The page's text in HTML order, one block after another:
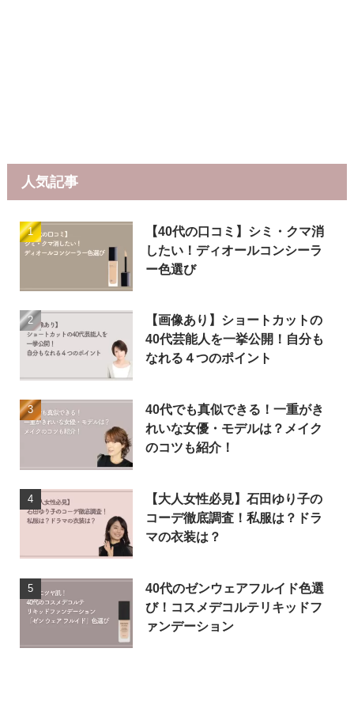
人気記事
【40代の口コミ】シミ・クマ消
したい！ディオールコンシーラ
ー色選び
【画像あり】ショートカットの
40代芸能人を一挙公開！自分も
なれる４つのポイント
40代でも真似できる！一重がき
れいな女優・モデルは？メイク
のコツも紹介！
【大人女性必見】石田ゆり子の
コーデ徹底調査！私服は？ドラ
マの衣装は？
40代のゼンウェアフルイド色選
び！コスメデコルテリキッドフ
ァンデーション